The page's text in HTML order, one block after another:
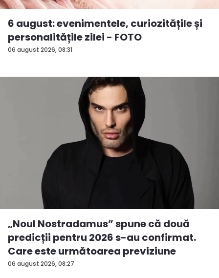
06 august 2026, 08:31
6 august: evenimentele, curiozitățile și
personalitățile zilei - FOTO
06 august 2026, 08:27
„Noul Nostradamus” spune că două
predicții pentru 2026 s-au confirmat.
Care este următoarea previziune